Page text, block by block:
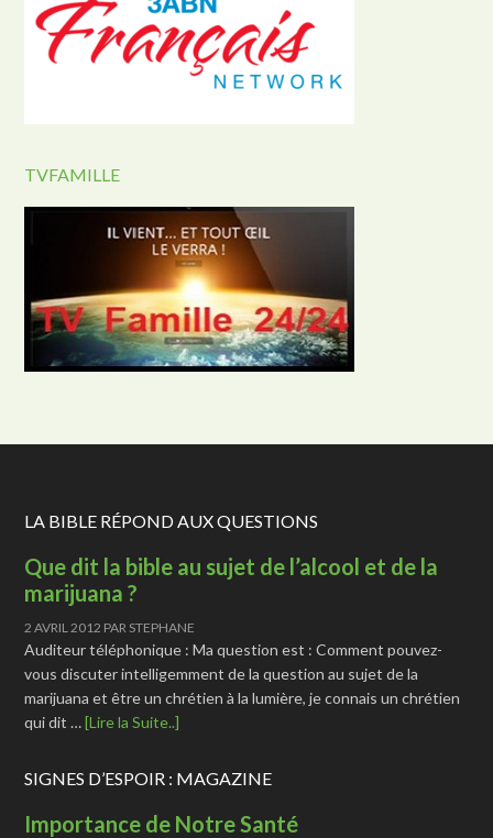
TVFAMILLE
LA BIBLE RÉPOND AUX QUESTIONS
Que dit la bible au sujet de l’alcool et de la
marijuana ?
2 AVRIL 2012 PAR STEPHANE
Auditeur téléphonique : Ma question est : Comment pouvez-
vous discuter intelligemment de la question au sujet de la
marijuana et être un chrétien à la lumière, je connais un chrétien
qui dit …[Lire la Suite..]
SIGNES D’ESPOIR : MAGAZINE
Importance de Notre Santé